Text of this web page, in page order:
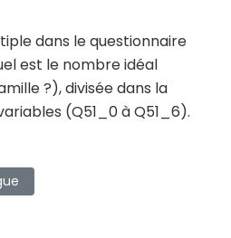
dans le questionnaire
est le nombre idéal
?), divisée dans la
(Q51_0 à Q51_6).